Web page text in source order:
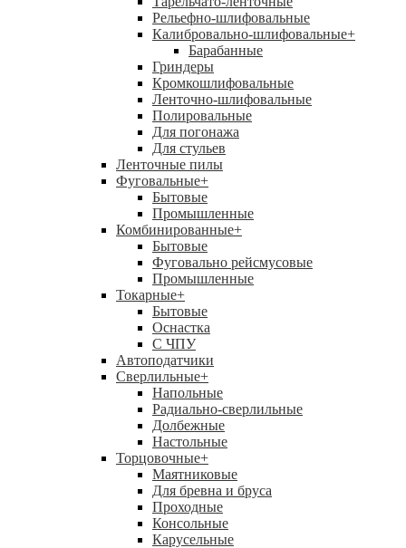
Рельефно-шлифовальные
Калибровально-шлифовальные+
Барабанные
Гриндеры
Кромкошлифовальные
Ленточно-шлифовальные
Полировальные
Для погонажа
Для стульев
Ленточные пилы
Фуговальные+
Бытовые
Промышленные
Комбинированные+
Бытовые
Фуговально рейсмусовые
Промышленные
Токарные+
Бытовые
Оснастка
С ЧПУ
Автоподатчики
Сверлильные+
Напольные
Радиально-сверлильные
Долбежные
Настольные
Торцовочные+
Маятниковые
Для бревна и бруса
Проходные
Консольные
Карусельные